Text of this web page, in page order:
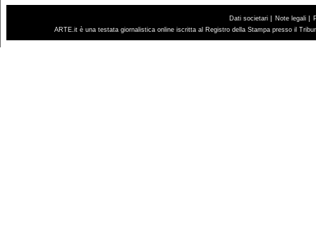
Dati societari | Note legali |
ARTE.it è una testata giornalistica online iscritta al Registro della Stampa presso il